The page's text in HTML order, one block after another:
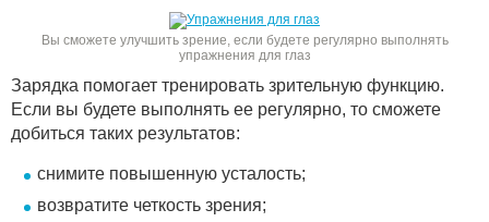
Вы сможете улучшить зрение, если будете регулярно выполнять
упражнения для глаз
Зарядка помогает тренировать зрительную функцию.
Если вы будете выполнять ее регулярно, то сможете
добиться таких результатов:
снимите повышенную усталость;
возвратите четкость зрения;